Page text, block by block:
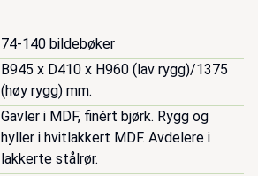
74-140 bildebøker
B945 x D410 x H960 (lav rygg)/1375
Gavler i MDF, finért bjørk. Rygg og
hyller i hvitlakkert MDF. Avdelere i
lakkerte stålrør.